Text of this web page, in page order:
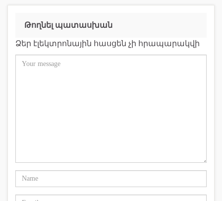
Թողնել պատասխան
Ձեր էլեկտրոնային հասցեն չի հրապարակվի